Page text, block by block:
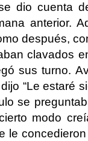
dio cuenta
anterior.
después,
clavados
sus turno.
“Le estaré
se
modo
le